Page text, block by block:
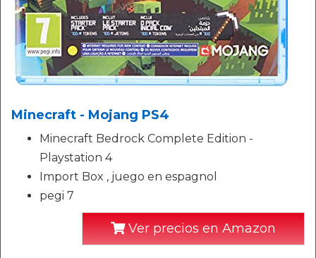
Minecraft - Mojang PS4
Minecraft Bedrock Complete Edition -
Playstation 4
Import Box , juego en espagnol
pegi 7
Ver precios en Amazon